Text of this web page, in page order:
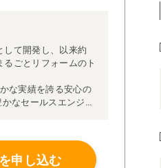
して開発し、以来約
ごとリフォームのト
な実績を誇る安心の
なセールスエンジニ
工事後も安心です。
申し込む